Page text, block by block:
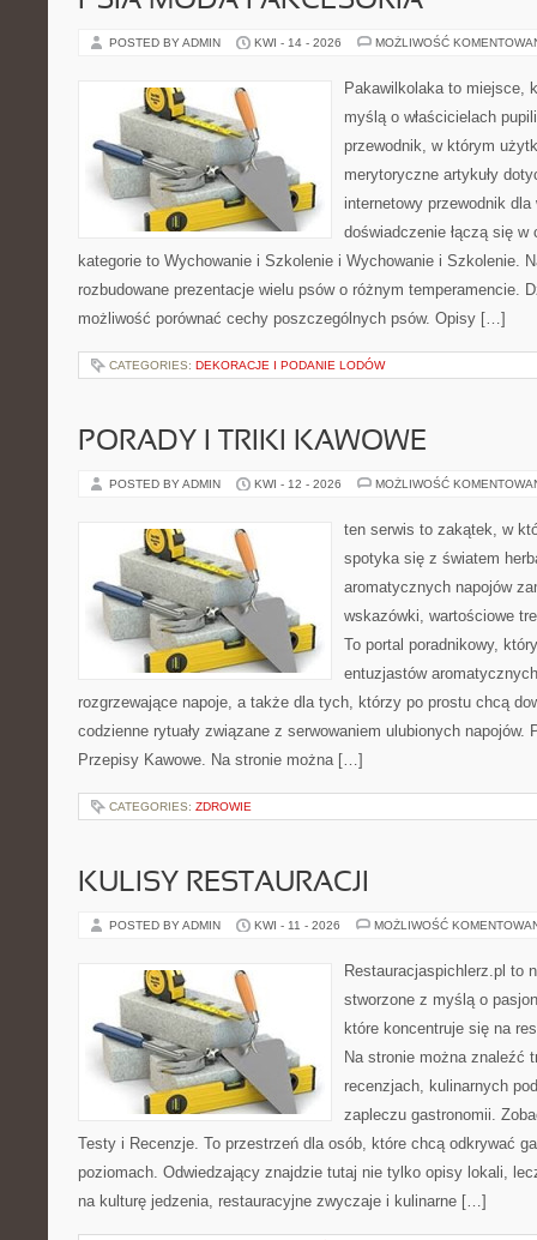
POSTED BY ADMIN KWI - 14 - 2026 MOŻLIWOŚĆ
Pakawilkolaka to miejsce,
myślą o właścicielach
przewodnik, w którym
merytoryczne artykuły
internetowy przewodnik
doświadczenie łączą się
kategorie to Wychowanie i Szkolenie i Wychowanie i Szkolenie.
rozbudowane prezentacje wielu psów o różnym temperamencie.
możliwość porównać cechy poszczególnych psów. Opisy […]
CATEGORIES: DEKORACJE I PODANIE LODÓW
PORADY I TRIKI KAWOWE
POSTED BY ADMIN KWI - 12 - 2026 MOŻLIWOŚĆ
ten serwis to zakątek, w
spotyka się z światem
aromatycznych napojów
wskazówki, wartościowe
To portal poradnikowy,
entuzjastów
rozgrzewające napoje, a także dla tych, którzy po prostu chcą
codzienne rytuały związane z serwowaniem ulubionych napojów.
Przepisy Kawowe. Na stronie można […]
CATEGORIES: ZDROWIE
KULISY RESTAURACJI
POSTED BY ADMIN KWI - 11 - 2026 MOŻLIWOŚĆ
Restauracjaspichlerz.pl to
stworzone z myślą o
które koncentruje się na
Na stronie można znaleźć
recenzjach, kulinarnych
zapleczu gastronomii.
Testy i Recenzje. To przestrzeń dla osób, które chcą odkrywać
poziomach. Odwiedzający znajdzie tutaj nie tylko opisy lokali,
na kulturę jedzenia, restauracyjne zwyczaje i kulinarne […]